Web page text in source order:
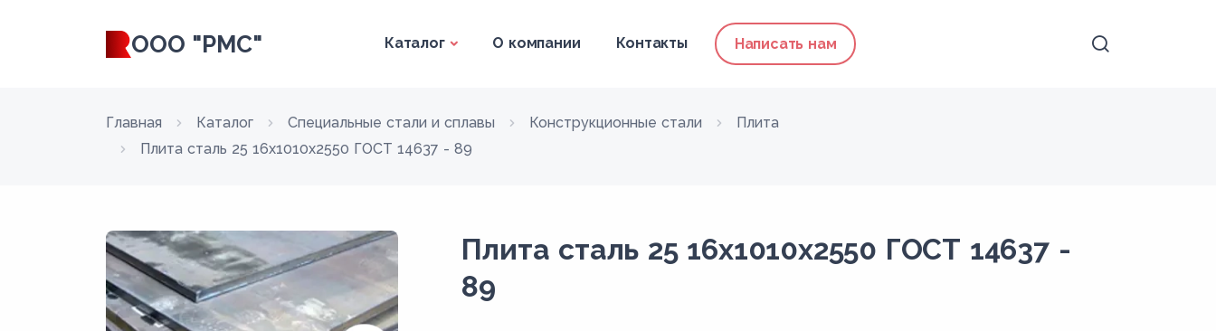
ООО "РМС" Каталог О компании Контакты Написать нам
Главная Каталог Специальные стали и сплавы Конструкционные стали
Плита
Плита сталь 25 16x1010x2550 ГОСТ 14637 - 89
Плита сталь 25 16x1010x2550 ГОСТ 14637 -
89